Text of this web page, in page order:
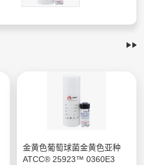
金黄色葡萄球菌金黄色亚种
ATCC® 25923™ 0360E3